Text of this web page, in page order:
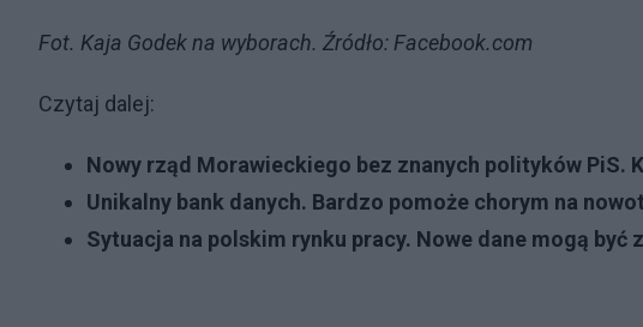
Fot. Kaja Godek na wyborach. Źródło: Facebook.com
Czytaj dalej:
Nowy rząd Morawieckiego bez znanych polityków PiS.
Unikalny bank danych. Bardzo pomoże chorym na
Sytuacja na polskim rynku pracy. Nowe dane mogą być